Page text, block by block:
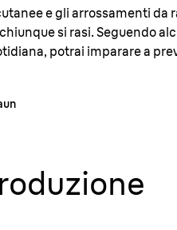
e gli arrossamenti da
si rasi. Seguendo
potrai imparare a